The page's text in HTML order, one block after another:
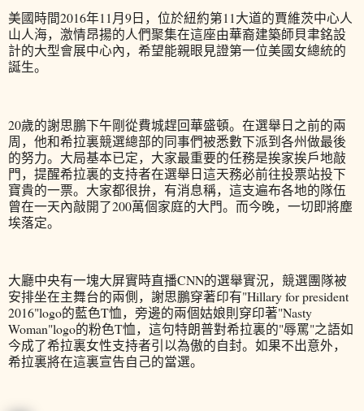
美國時間2016年11月9日，位於紐約第11大道的賈維茨中心人
山人海，激情昂揚的人們聚集在這座由華裔建築師貝聿銘設
計的大型會展中心內，希望能親眼見證第一位美國女總統的
誕生。
20歲的謝思鵬下午剛從費城趕回華盛頓。在選舉日之前的兩
周，他和希拉裏競選總部的同事們被悉數下派到各州做最後
的努力。大局基本已定，大家最重要的任務是挨家挨戶地敲
門，提醒希拉裏的支持者在選舉日這天務必前往投票站投下
寶貴的一票。大家都很拚，有消息稱，這支遍布各地的隊伍
曾在一天內敲開了200萬個家庭的大門。而今晚，一切即將塵
埃落定。
大廳中央有一塊大屏實時直播CNN的選舉實況，競選團隊被
安排坐在主舞台的兩側，謝思鵬穿著印有"Hillary for president
2016"logo的藍色T恤，旁邊的兩個姑娘則穿印著"Nasty
Woman"logo的粉色T恤，這句特朗普對希拉裏的"辱罵"之語如
今成了希拉裏女性支持者引以為傲的自封。如果不出意外，
希拉裏將在這裏宣告自己的當選。